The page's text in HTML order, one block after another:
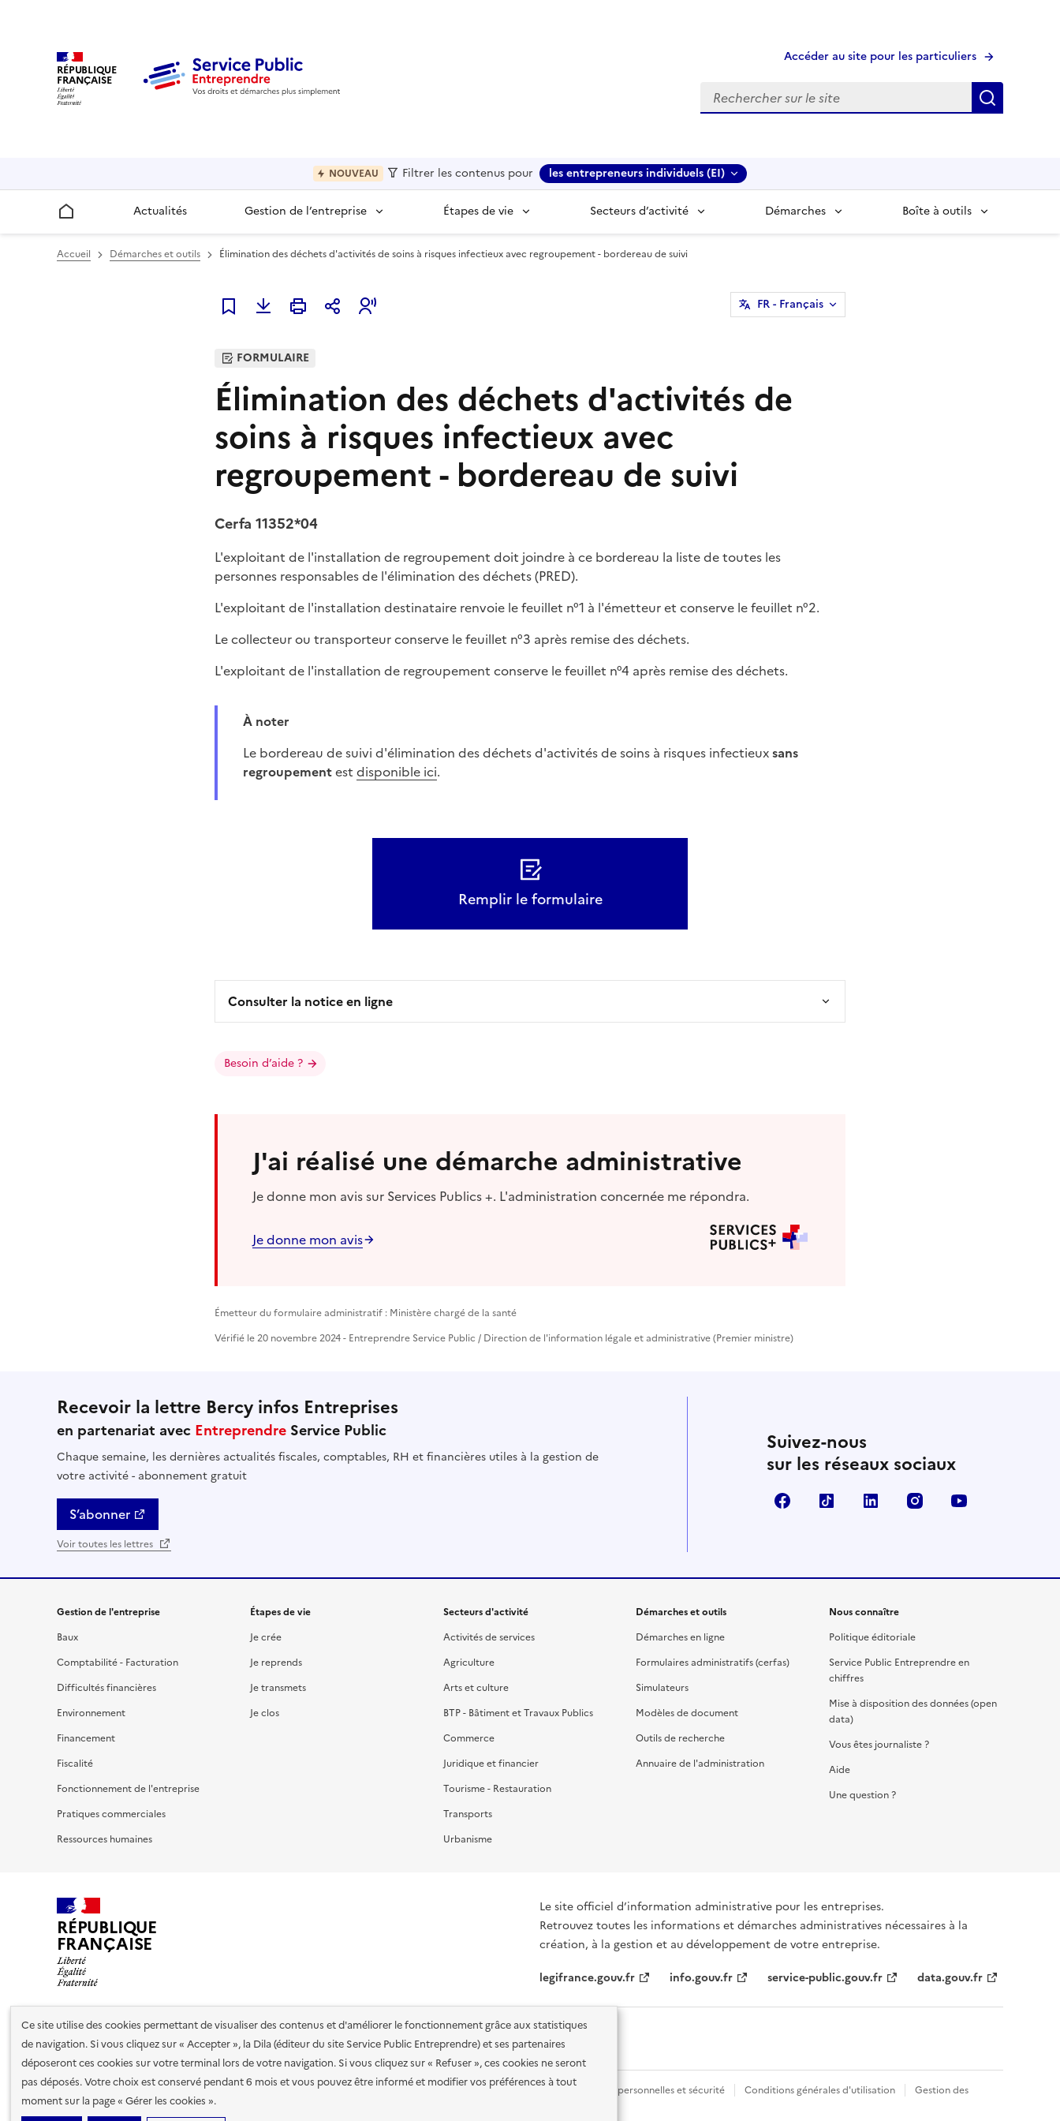
Ce site utilise des cookies permettant de visualiser des contenus et d'améliorer le fonctionnement grâce aux statistiques
de navigation. Si vous cliquez sur « Accepter », la Dila (éditeur du site Service Public Entreprendre) et ses partenaires
déposeront ces cookies sur votre terminal lors de votre navigation. Si vous cliquez sur « Refuser », ces cookies ne seront
pas déposés. Votre choix est conservé pendant 6 mois et vous pouvez être informé et modifier vos préférences à tout
moment sur la page « Gérer les cookies ».
RÉPUBLIQUE
FRANÇAISE
Accéder au site pour les particuliers
Recherche
NOUVEAU Filtrer les contenus pour les entrepreneurs individuels (EI)
Accueil Actualités Gestion de l’entreprise Étapes de vie Secteurs d’activité Démarches Boîte à outils
Accueil Démarches et outils Élimination des déchets d'activités de soins à risques infectieux avec regroupement - bordereau de suivi
Ajouter à mes favoris
FR- Français
FORMULAIRE
Élimination des déchets d'activités de
soins à risques infectieux avec
regroupement - bordereau de suivi
Cerfa 11352*04
L'exploitant de l'installation de regroupement doit joindre à ce bordereau la liste de toutes les
personnes responsables de l'élimination des déchets (PRED).
L'exploitant de l'installation destinataire renvoie le feuillet n°1 à l'émetteur et conserve le feuillet n°2.
Le collecteur ou transporteur conserve le feuillet n°3 après remise des déchets.
L'exploitant de l'installation de regroupement conserve le feuillet n°4 après remise des déchets.
À noter
Le bordereau de suivi d'élimination des déchets d'activités de soins à risques infectieuxsans
regroupementest disponible ici.
Remplir le formulaire
Consulter la notice en ligne
Besoin d’aide ?
J'ai réalisé une démarche administrative
Je donne mon avis sur Services Publics +. L'administration concernée me répondra.
Je donne mon avis
Émetteur du formulaire administratif : Ministère chargé de la santé
Vérifié le 20 novembre 2024 - Entreprendre Service Public / Direction de l'information légale et administrative (Premier ministre)
Recevoir la lettre Bercy infos Entreprises
en partenariat avec Entreprendre Service Public
Chaque semaine, les dernières actualités fiscales, comptables, RH et financières utiles à la gestion de
votre activité - abonnement gratuit
S’abonner
Voir toutes les lettres
Suivez-nous
sur les réseaux sociaux
FacebookTikTok Linkedin Instagram
Gestion de l'entreprise
Baux
Comptabilité - Facturation
Difficultés financières
Environnement
Financement
Fiscalité
Fonctionnement de l'entreprise
Pratiques commerciales
Ressources humaines
Étapes de vie
Je crée
Je reprends
Je transmets
Je clos
Secteurs d'activité
Activités de services
Agriculture
Arts et culture
BTP - Bâtiment et Travaux Publics
Commerce
Juridique et financier
Tourisme - Restauration
Transports
Urbanisme
Démarches et outils
Démarches en ligne
Formulaires administratifs (cerfas)
Simulateurs
Modèles de document
Outils de recherche
Annuaire de l'administration
Nous connaître
Politique éditoriale
Service Public Entreprendre en
chiffres
Mise à disposition des données (open
data)
Vous êtes journaliste ?
Aide
Une question ?
RÉPUBLIQUE
FRANÇAISE
Le site officiel d’information administrative pour les entreprises.
Retrouvez toutes les informations et démarches administratives nécessaires à la
création, à la gestion et au développement de votre entreprise.
legifrance.gouv.fr
info.gouv.fr service-public.gouv.fr data.gouv.fr
Nos partenaires
Plan du site Accessibilité : totalement conforme Accessibilité des services en ligne Mentions légales Données personnelles et sécurité Conditions générales d'utilisation
Gestion des